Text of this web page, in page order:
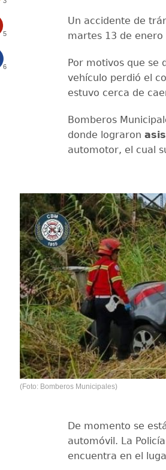
5
6
Un accidente de
martes 13 de
Por motivos que se
vehículo perdió el
estuvo cerca de
Bomberos
donde lograron
automotor, el cual
(Foto: Bomberos Municipales)
De momento se
automóvil. La
encuentra en el